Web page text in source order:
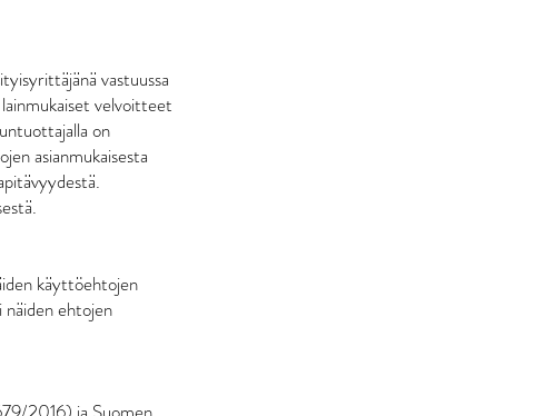
vastuussa
velvoitteet
on
asianmukaisesta
käyttöehtojen
näiden ehtojen